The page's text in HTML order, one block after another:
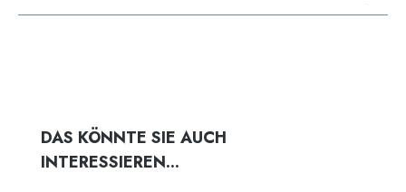
Produktgalerie überspringen
DAS KÖNNTE SIE AUCH
INTERESSIEREN...